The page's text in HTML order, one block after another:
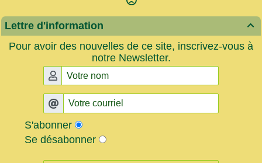

Lettre d'information
Pour avoir des nouvelles de ce site, inscrivez-vous à
notre Newsletter.
S'abonner
Se désabonner